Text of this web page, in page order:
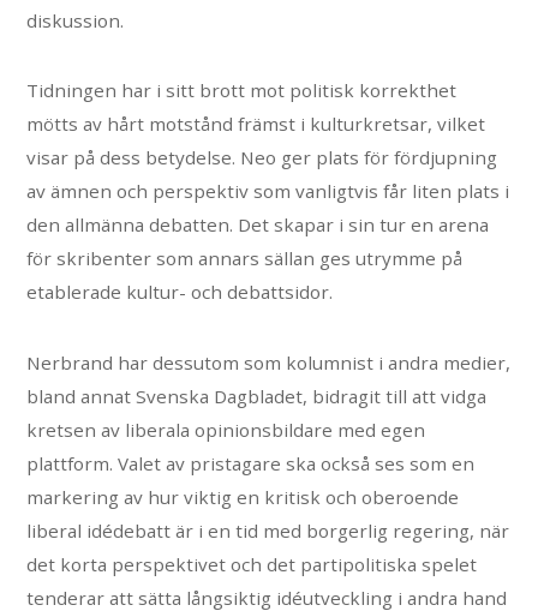
diskussion.
Tidningen har i sitt brott mot politisk korrekthet
mötts av hårt motstånd främst i kulturkretsar, vilket
visar på dess betydelse. Neo ger plats för fördjupning
av ämnen och perspektiv som vanligtvis får liten plats i
den allmänna debatten. Det skapar i sin tur en arena
för skribenter som annars sällan ges utrymme på
etablerade kultur- och debattsidor.
Nerbrand har dessutom som kolumnist i andra medier,
bland annat Svenska Dagbladet, bidragit till att vidga
kretsen av liberala opinionsbildare med egen
plattform. Valet av pristagare ska också ses som en
markering av hur viktig en kritisk och oberoende
liberal idédebatt är i en tid med borgerlig regering, när
det korta perspektivet och det partipolitiska spelet
tenderar att sätta långsiktig idéutveckling i andra hand